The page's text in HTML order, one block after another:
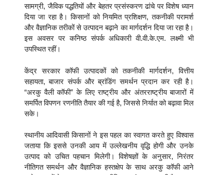
सामग्री, जैविक पद्धतियों और बेहतर प्रसंस्करण ढांचे पर विशेष ध्यान
दिया जा रहा है। किसानों को नियमित प्रशिक्षण, तकनीकी परामर्श
और वैज्ञानिक तरीकों से उत्पादन बढ़ाने का मार्गदर्शन दिया जा रहा है।
इस अवसर पर कनिष्ठ संपर्क अधिकारी वी.वी.के.एम. लक्ष्मी भी
उपस्थित रहीं।
केंद्र सरकार कॉफी उत्पादकों को तकनीकी मार्गदर्शन, वित्तीय
सहायता, बाजार संपर्क और ब्रांडिंग समर्थन प्रदान कर रही है।
“अरकु वैली कॉफी” के लिए राष्ट्रीय और अंतरराष्ट्रीय बाजारों में
समर्पित विपणन रणनीति तैयार की गई है, जिससे निर्यात को बढ़ावा मिल
सके।
स्थानीय आदिवासी किसानों ने इस पहल का स्वागत करते हुए विश्वास
जताया कि इससे उनकी आय में उल्लेखनीय वृद्धि होगी और उनके
उत्पाद को उचित पहचान मिलेगी। विशेषज्ञों के अनुसार, निरंतर
नीतिगत समर्थन और वैज्ञानिक हस्तक्षेप के साथ अरकु कॉफी आने